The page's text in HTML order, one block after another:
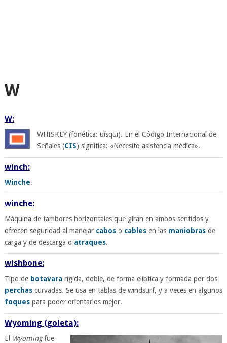
W
W:
WHISKEY (fonética: uísqui). En el Código Internacional de
Señales (CIS) significa: «Necesito asistencia médica».
winch:
Winche.
winche:
Máquina de tambores horizontales que giran en ambos sentidos y
ofrecen seguridad al manejar caboso cablesen las maniobrasde
carga y de descarga o atraques.
wishbone:
Tipo de botavararígida, doble, de forma elíptica y formada por dos
perchascurvadas. Se usa en tablas de windsurf, y a veces en algunos
foquespara poder orientarlos mejor.
Wyoming (goleta):
El Wyomingfue